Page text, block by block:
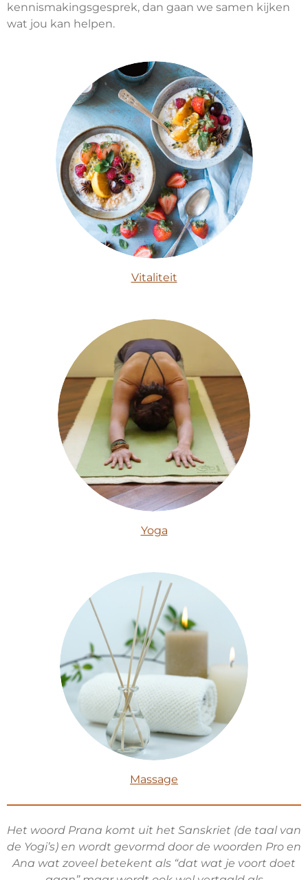
kennismakingsgesprek, dan gaan we samen kijken
wat jou kan helpen.
Vitaliteit
Yoga
Massage
Het woord Prana komt uit het Sanskriet (de taal van
de Yogi’s) en wordt gevormd door de woorden Pro en
Ana wat zoveel betekent als “dat wat je voort doet